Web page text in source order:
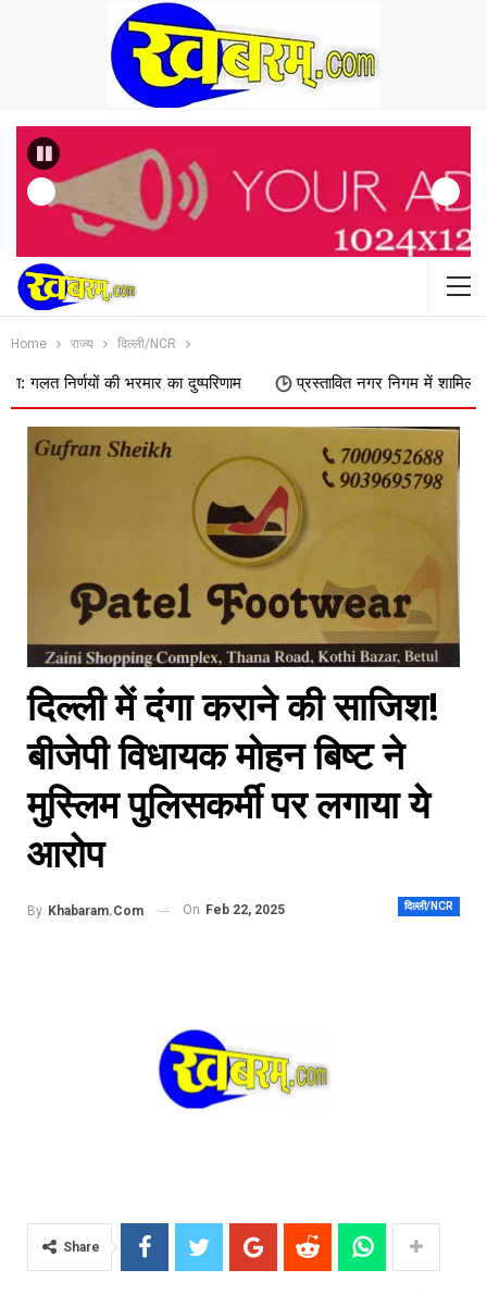
Previous
Home राज्य दिल्ली/NCR
की भरमार का दुष्परिणाम प्रस्तावित नगर निगम में शामिल किए जाने का
दिल्ली में दंगा कराने की साजिश!
बीजेपी विधायक मोहन बिष्ट ने
मुस्लिम पुलिसकर्मी पर लगाया ये
आरोप
दिल्ली/NCR
By Khabaram.Com On Feb 22, 2025
Share